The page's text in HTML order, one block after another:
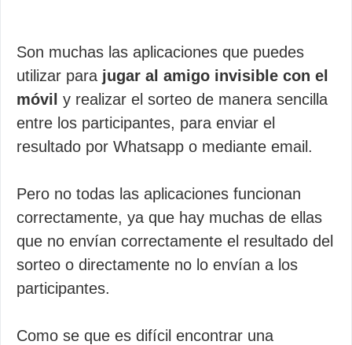
Son muchas las aplicaciones que puedes
utilizar para jugar al amigo invisible con el
móvil y realizar el sorteo de manera sencilla
entre los participantes, para enviar el
resultado por Whatsapp o mediante email.
Pero no todas las aplicaciones funcionan
correctamente, ya que hay muchas de ellas
que no envían correctamente el resultado del
sorteo o directamente no lo envían a los
participantes.
Como se que es difícil encontrar una